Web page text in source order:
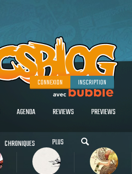
CONNEXION INSCRIPTION
AGENDA REVIEWS PREVIEWS
CHRONIQUES PLUS